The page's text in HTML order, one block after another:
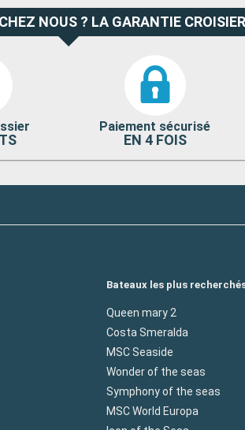
NOUS ? LA GARANTIE
Paiement sécurisé
EN 4 FOIS
Bateaux les plus
Queen mary 2
Costa Smeralda
MSC Seaside
Wonder of the seas
Symphony of the seas
MSC World Europa